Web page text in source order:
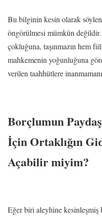
Bu bilginin kesin olarak
öngörülmesi mümkün değildir.
çokluğuna, taşınmazın hem
mahkemenin yoğunluğuna
verilen taahhütlere
Borçlumun
İçin Ortaklığın
Açabilir miyim?
Eğer biri aleyhine